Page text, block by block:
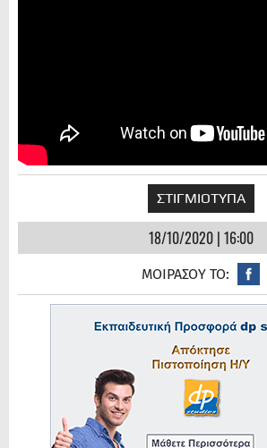
ΣΤΙΓΜΙΟΤΥΠΑ
18/10/2020 | 16:00
ΜΟΙΡΑΣΟΥ ΤΟ: